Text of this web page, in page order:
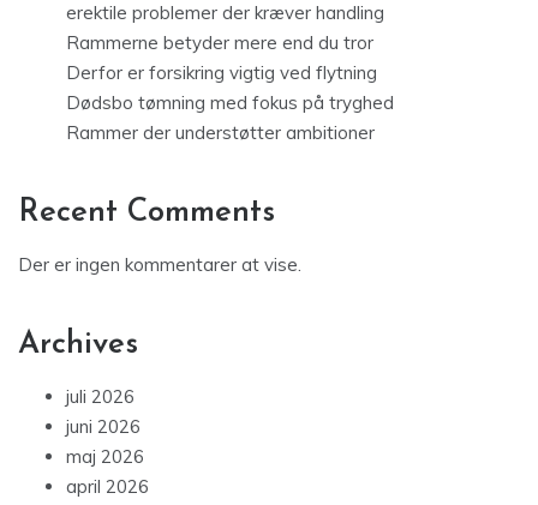
erektile problemer der kræver handling
Rammerne betyder mere end du tror
Derfor er forsikring vigtig ved flytning
Dødsbo tømning med fokus på tryghed
Rammer der understøtter ambitioner
Recent Comments
Der er ingen kommentarer at vise.
Archives
juli 2026
juni 2026
maj 2026
april 2026